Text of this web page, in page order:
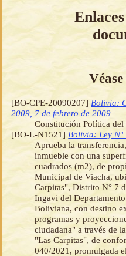
[BO-CPE-20090207] Bolivia:
2009, 7 de febrero de 2009
Constitución Política del
[BO-L-N1521] Bolivia: Ley
Aprueba la
inmueble con una
cuadrados (m2), de
Municipal de Viacha,
Carpitas", Distrito N° 7
Ingavi del
Boliviana, con destino
programas y
ciudadana" a través de
"Las Carpitas", de
040/2021, promulgada